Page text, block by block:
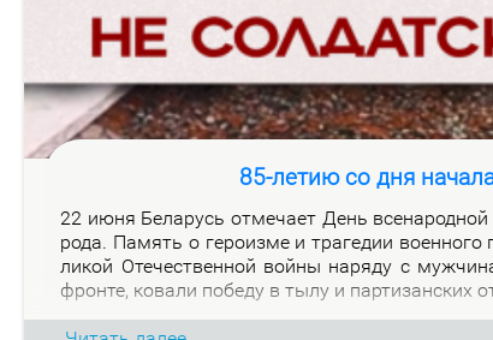
85-летию со дня
22 июня Бе­ла­русь от­ме­ча­ет День
ро­да. Па­мять о ге­ро­из­ме и тра­ге­дии
ли­кой Оте­че­ствен­ной вой­ны на­ря­ду с
фрон­те, ко­ва­ли по­бе­ду в ты­лу и пар­ти­зан­ских